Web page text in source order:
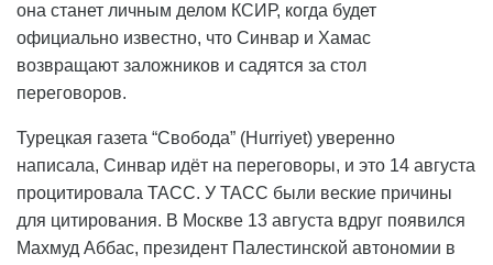
она станет личным делом КСИР, когда будет
официально известно, что Синвар и Хамас
возвращают заложников и садятся за стол
переговоров.
Турецкая газета “Свобода” (Hurriyet) уверенно
написала, Синвар идёт на переговоры, и это 14 августа
процитировала ТАСС. У ТАСС были веские причины
для цитирования. В Москве 13 августа вдруг появился
Махмуд Аббас, президент Палестинской автономии в